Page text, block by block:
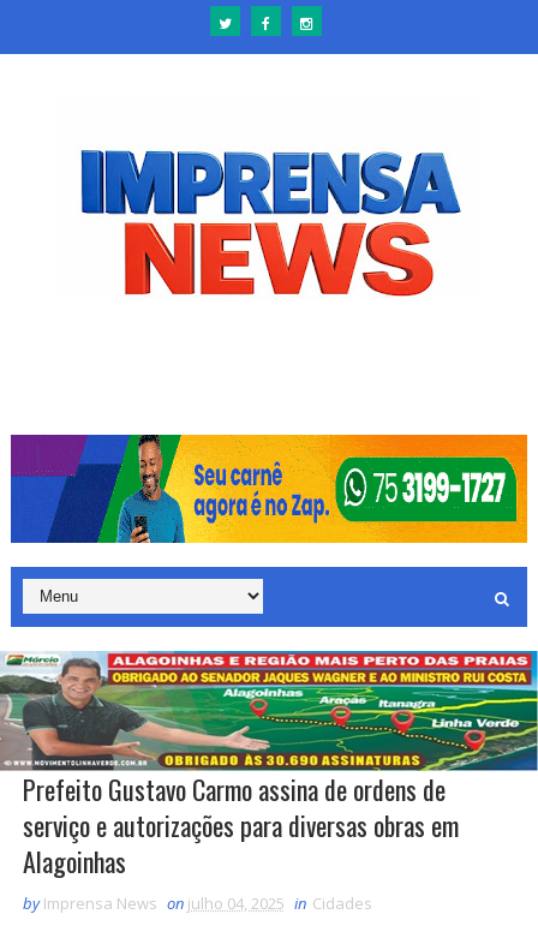
Prefeito Gustavo Carmo assina de ordens de
serviço e autorizações para diversas obras em
Alagoinhas
by Imprensa News on julho 04, 2025 in Cidades